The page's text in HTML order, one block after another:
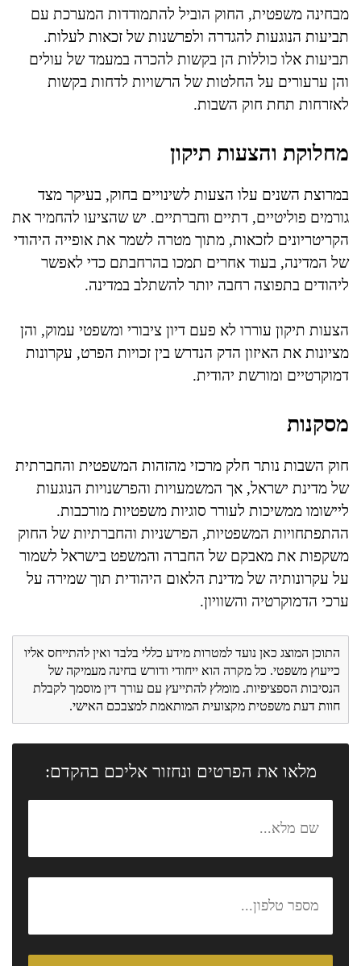
מבחינה משפטית, החוק הוביל להתמודדות המערכת עם
תביעות הנוגעות להגדרה ולפרשנות של זכאות לעלות.
תביעות אלו כוללות הן בקשות להכרה במעמד של עולים
והן ערעורים על החלטות של הרשויות לדחות בקשות
לאזרחות תחת חוק השבות.
מחלוקת והצעות תיקון
במרוצת השנים עלו הצעות לשינויים בחוק, בעיקר מצד
גורמים פוליטיים, דתיים וחברתיים. יש שהציעו להחמיר את
הקריטריונים לזכאות, מתוך מטרה לשמר את אופייה היהודי
של המדינה, בעוד אחרים תמכו בהרחבתם כדי לאפשר
ליהודים בתפוצה רחבה יותר להשתלב במדינה.
הצעות תיקון עוררו לא פעם דיון ציבורי ומשפטי עמוק, והן
מציונות את האיזון הדק הנדרש בין זכויות הפרט, עקרונות
דמוקרטיים ומורשת יהודית.
מסקנות
חוק השבות נותר חלק מרכזי מהזהות המשפטית והחברתית
של מדינת ישראל, אך המשמעויות והפרשנויות הנוגעות
ליישומו ממשיכות לעורר סוגיות משפטיות מורכבות.
ההתפתחויות המשפטיות, הפרשניות והחברתיות של החוק
משקפות את מאבקם של החברה והמשפט בישראל לשמור
על עקרונותיה של מדינת הלאום היהודית תוך שמירה על
ערכי הדמוקרטיה והשוויון.
התוכן המוצג כאן נועד למטרות מידע כללי בלבד ואין להתייחס אליו
כייעוץ משפטי. כל מקרה הוא ייחודי ודורש בחינה מעמיקה של
הנסיבות הספציפיות. מומלץ להתייעץ עם עורך דין מוסמך לקבלת
חוות דעת משפטית מקצועית המותאמת למצבכם האישי.
מלאו את הפרטים ונחזור אליכם בהקדם: